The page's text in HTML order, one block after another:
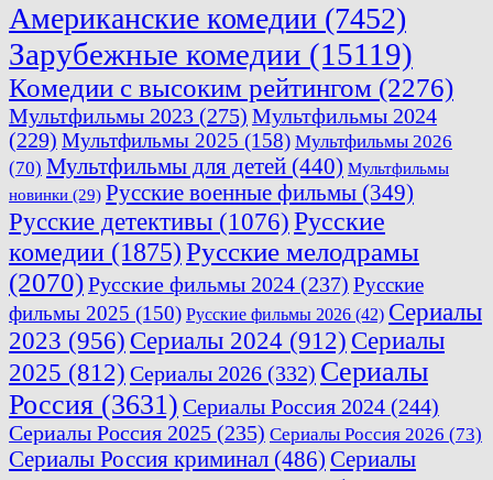
Американские комедии (7452)
Зарубежные комедии (15119)
Комедии с высоким рейтингом (2276)
Мультфильмы 2023 (275) Мультфильмы 2024
(229) Мультфильмы 2025 (158) Мультфильмы 2026
(70) Мультфильмы для детей (440) Мультфильмы
новинки (29) Русские военные фильмы (349)
Русские детективы (1076)Русские
комедии (1875)Русские мелодрамы
(2070)Русские фильмы 2024 (237) Русские
фильмы 2025 (150) Русские фильмы 2026 (42) Сериалы
2023 (956) Сериалы 2024 (912) Сериалы
2025 (812) Сериалы 2026 (332) Сериалы
Россия (3631) Сериалы Россия 2024 (244)
Сериалы Россия 2025 (235) Сериалы Россия 2026 (73)
Сериалы Россия криминал (486) Сериалы